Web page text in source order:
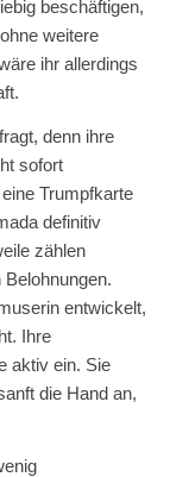
beschäftigen,
weitere
ihr allerdings
denn ihre
sofort
Trumpfkarte
definitiv
zählen
entwickelt,
Ihre
aktiv ein. Sie
die Hand an,